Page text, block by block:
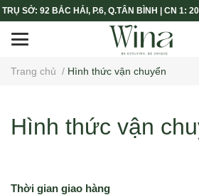
TRỤ SỞ: 92 BẮC HẢI, P.6, Q.TÂN BÌNH | CN 1:
Trang chủ / Hình thức vận chuyển
Hình thức vận
Thời gian giao hàng